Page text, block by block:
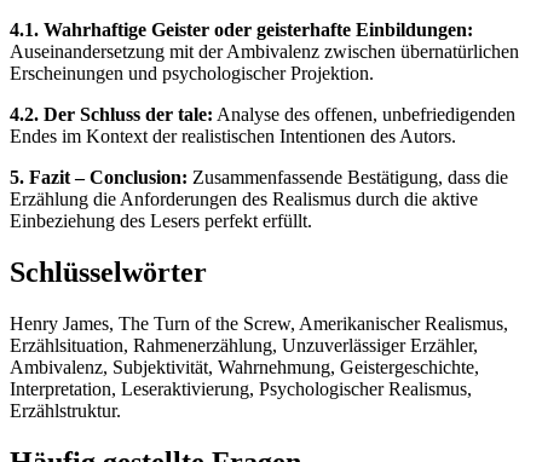
4.1. Wahrhaftige Geister oder geisterhafte Einbildungen:
Auseinandersetzung mit der Ambivalenz zwischen übernatürlichen
Erscheinungen und psychologischer Projektion.
4.2. Der Schluss der tale: Analyse des offenen, unbefriedigenden
Endes im Kontext der realistischen Intentionen des Autors.
5. Fazit – Conclusion: Zusammenfassende Bestätigung, dass die
Erzählung die Anforderungen des Realismus durch die aktive
Einbeziehung des Lesers perfekt erfüllt.
Schlüsselwörter
Henry James, The Turn of the Screw, Amerikanischer Realismus,
Erzählsituation, Rahmenerzählung, Unzuverlässiger Erzähler,
Ambivalenz, Subjektivität, Wahrnehmung, Geistergeschichte,
Interpretation, Leseraktivierung, Psychologischer Realismus,
Erzählstruktur.